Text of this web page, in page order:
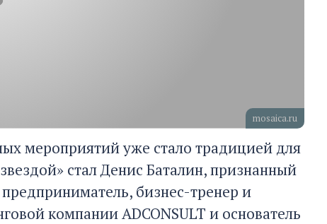
mosaica.ru
мероприятий уже стало традицией для
стал Денис Баталин, признанный
бизнес-тренер и
компании ADCONSULT и основатель